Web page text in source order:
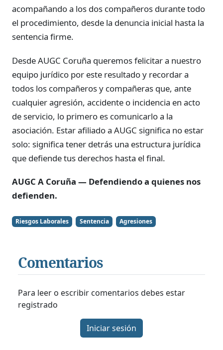
acompañando a los dos compañeros durante todo
el procedimiento, desde la denuncia inicial hasta la
sentencia firme.
Desde AUGC Coruña queremos felicitar a nuestro
equipo jurídico por este resultado y recordar a
todos los compañeros y compañeras que, ante
cualquier agresión, accidente o incidencia en acto
de servicio, lo primero es comunicarlo a la
asociación. Estar afiliado a AUGC significa no estar
solo: significa tener detrás una estructura jurídica
que defiende tus derechos hasta el final.
AUGC A Coruña — Defendiendo a quienes nos
defienden.
Riesgos Laborales Sentencia Agresiones
Comentarios
Para leer o escribir comentarios debes estar
registrado
Iniciar sesión